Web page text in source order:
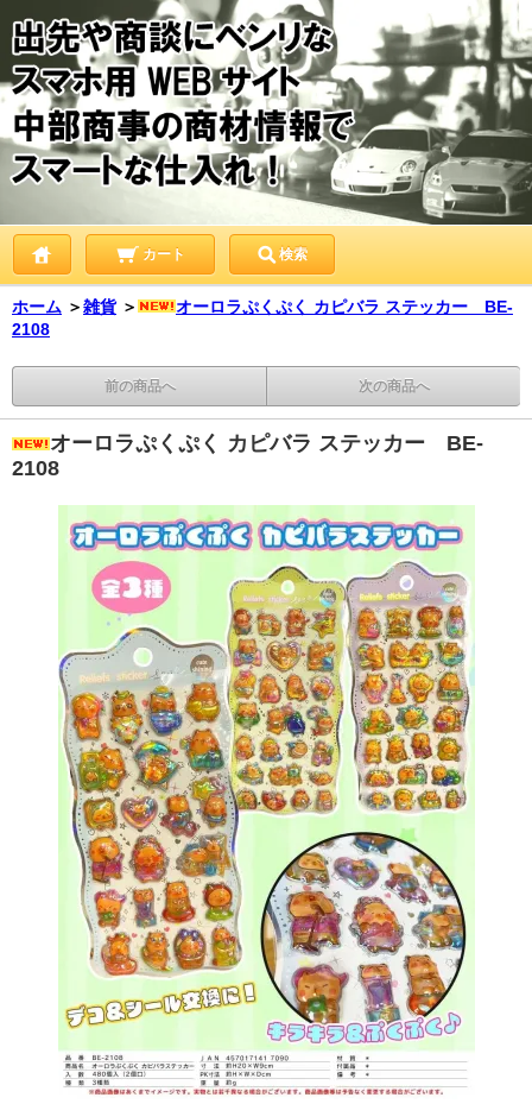
カート 検索
ホーム ＞雑貨 ＞
オーロラぷくぷく カピバラ ステッカー BE-
2108
前の商品へ 次の商品へ
オーロラぷくぷく カピバラ ステッカー BE-
2108